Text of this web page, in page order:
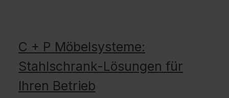
C + P Möbelsysteme:
Stahlschrank-Lösungen für
Ihren Betrieb